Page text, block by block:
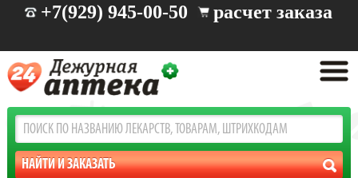
+7(929) 945-00-50 расчет заказа